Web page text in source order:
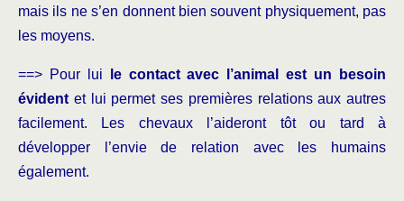
mais ils ne s’en donnent bien souvent physiquement, pas
les moyens.
==> Pour lui
le contact avec l’animal est un besoin
évident et lui permet ses premières relations aux autres
facilement. Les chevaux l’aideront tôt ou tard à
développer l’envie de relation avec les humains
également.